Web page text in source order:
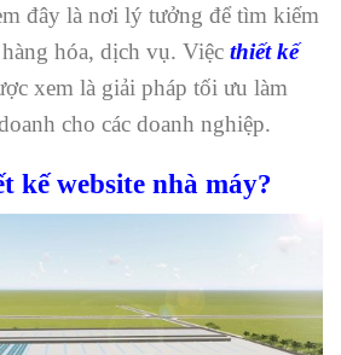
đây là nơi lý tưởng để tìm kiếm
hóa, dịch vụ. Việc thiết kế
xem là giải pháp tối ưu làm
cho các doanh nghiệp.
kế website nhà máy?